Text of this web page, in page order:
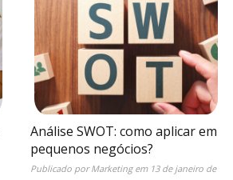
Análise SWOT: como aplicar em
pequenos negócios?
Publicado porMarketingem 13 de janeiro de